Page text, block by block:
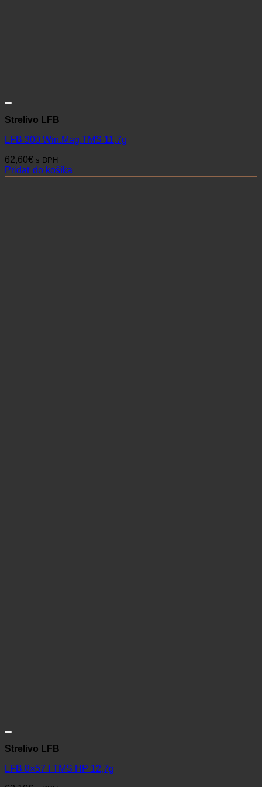
Strelivo LFB
LFB 300 Win.Mag.TMS 11,7g
62,60€ s DPH
Pridať do košíka
Strelivo LFB
LFB 8×57 I TMS HP 12,7g